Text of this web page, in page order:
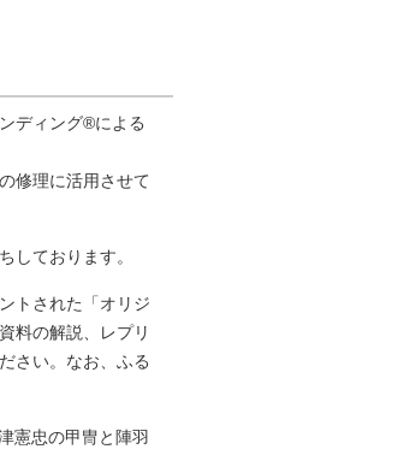
ディング®による
修理に活用させて
しております。
トされた「オリジ
料の解説、レプリ
さい。なお、ふる
憲忠の甲冑と陣羽